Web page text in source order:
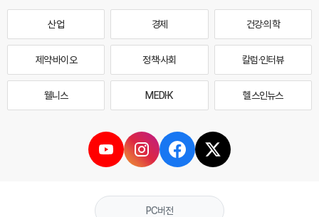
산업 경제 건강·의학
제약·바이오 정책·사회 칼럼·인터뷰
웰니스 MEDI·K 헬스인뉴스
PC버전